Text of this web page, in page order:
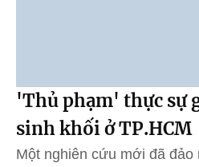
'Thủ phạm' thực sự
sinh khối ở TP.HCM
Một nghiên cứu mới đã